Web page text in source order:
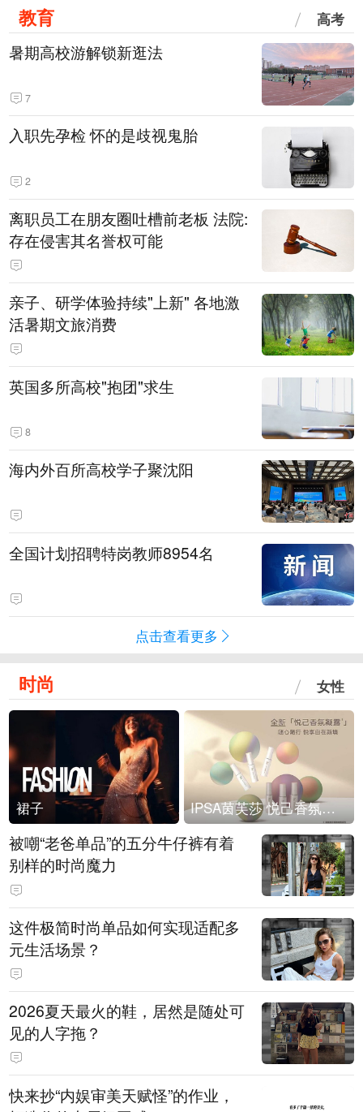
教育 高考
暑期高校游解锁新逛法
7
入职先孕检 怀的是歧视鬼胎
2
离职员工在朋友圈吐槽前老板 法院:
存在侵害其名誉权可能
亲子、研学体验持续"上新" 各地激
活暑期文旅消费
英国多所高校"抱团"求生
8
海内外百所高校学子聚沈阳
全国计划招聘特岗教师8954名
点击查看更多
时尚 女性
裙子 IPSA茵芙莎 悦己香氛凝露上市
被嘲“老爸单品”的五分牛仔裤有着
别样的时尚魔力
这件极简时尚单品如何实现适配多
元生活场景？
2026夏天最火的鞋，居然是随处可
见的人字拖？
快来抄“内娱审美天赋怪”的作业，